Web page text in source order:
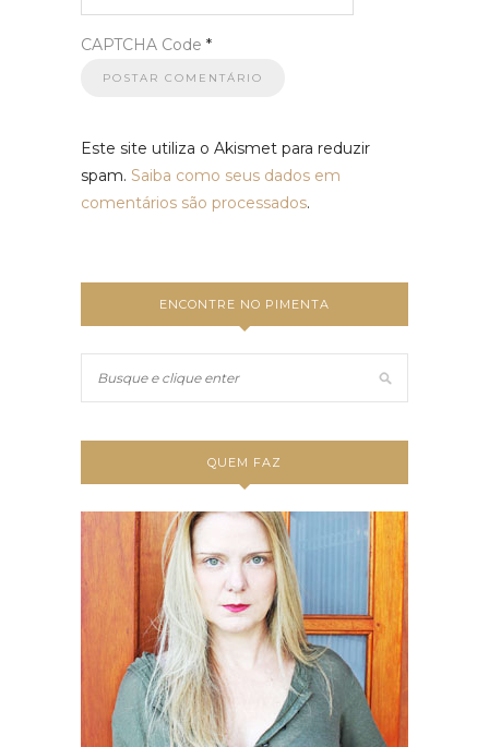
CAPTCHA Code *
Este site utiliza o Akismet para reduzir
spam. Saiba como seus dados em
comentários são processados.
ENCONTRE NO PIMENTA
QUEM FAZ